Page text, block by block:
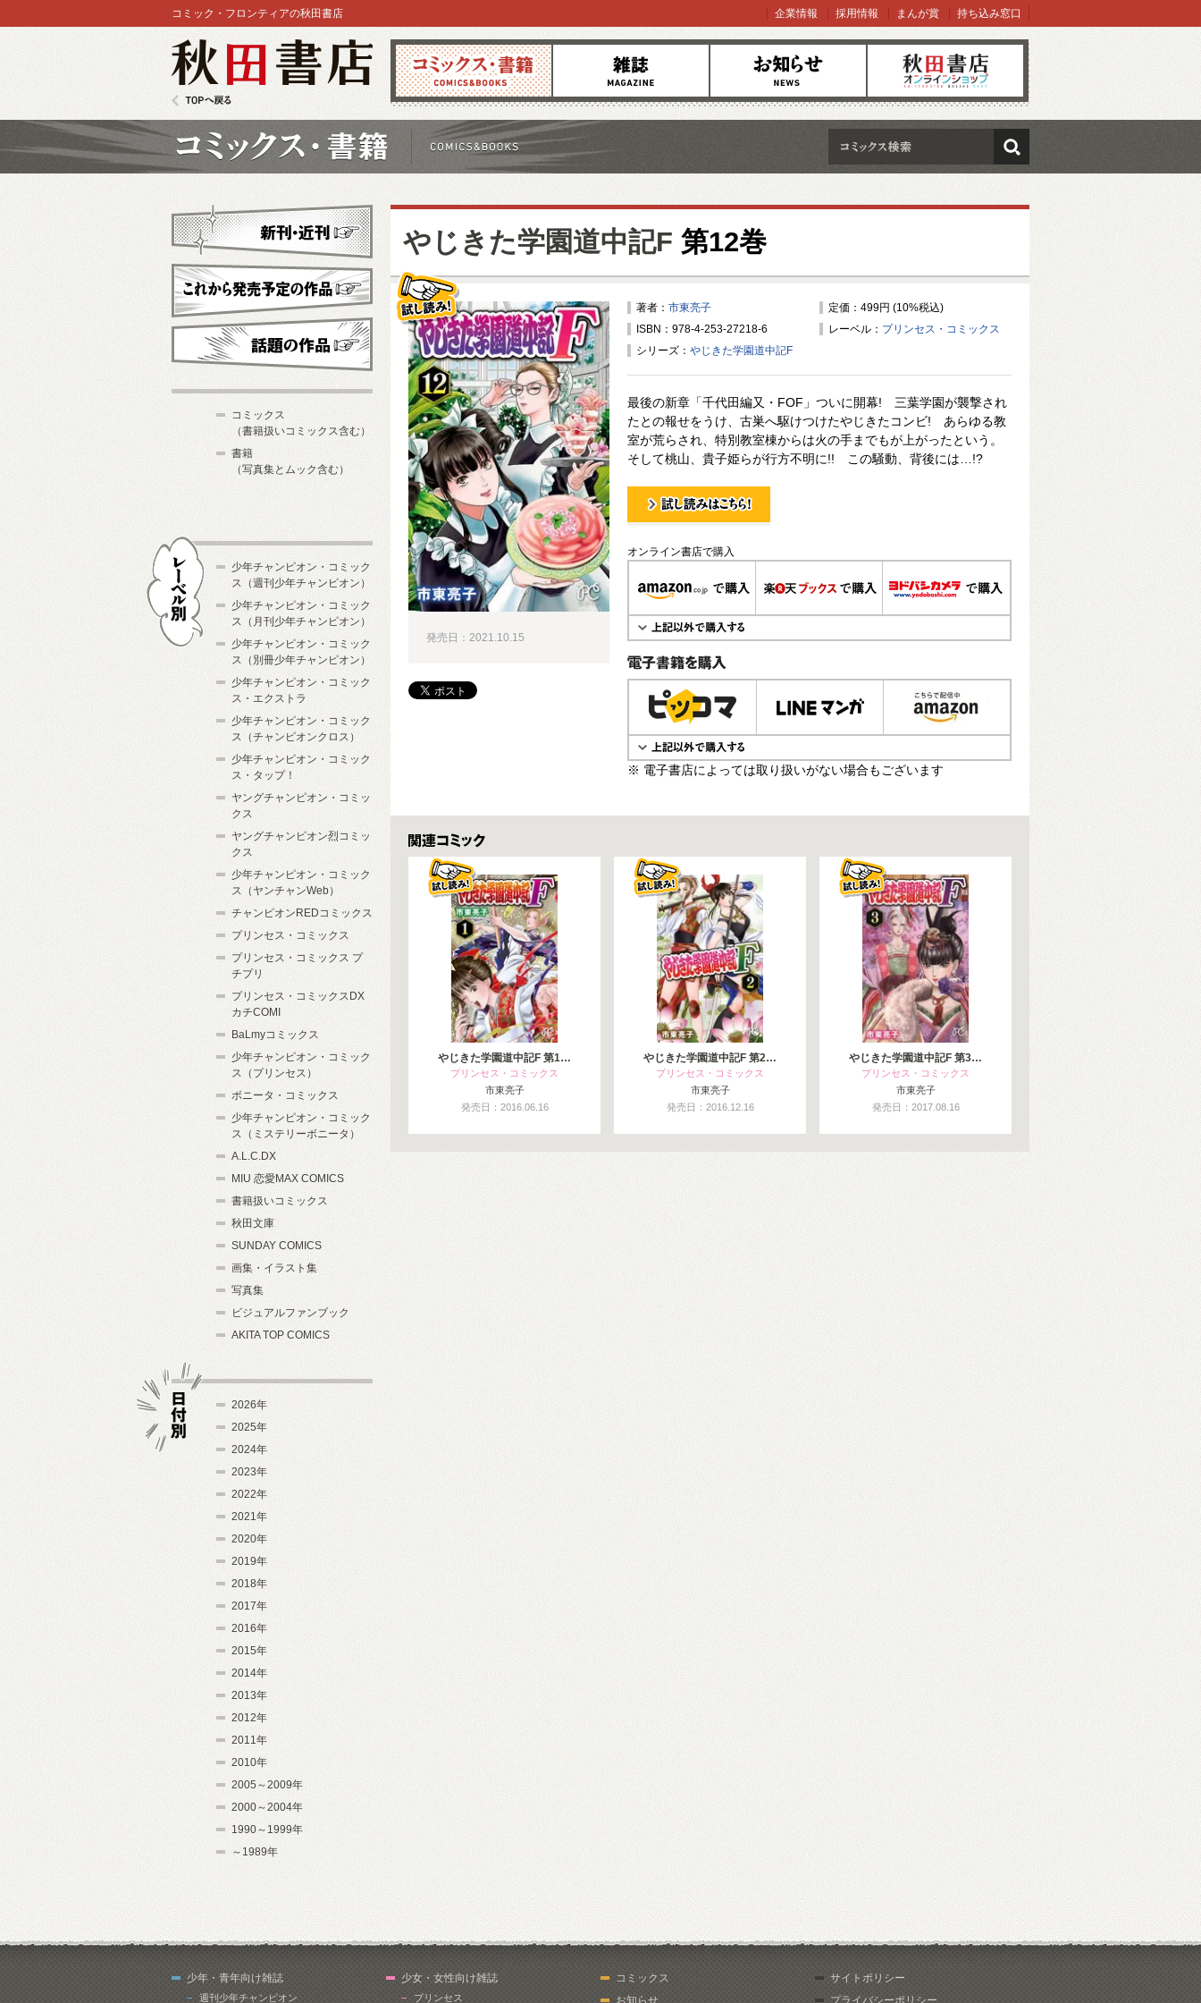
コミックス 雑誌 お知らせ オンラインショップ
コミック・フロンティアの秋田書店 企業情報 採用情報 まんが賞 持ち込み窓口
検索
やじきた学園道中記F 第12巻
著者： 市東亮子
定価：499円 (10%税込)
ISBN：978-4-253-27218-6
レーベル： プリンセス・コミックス
シリーズ： やじきた学園道中記F
最後の新章「千代田編又・FOF」ついに開幕! 三葉学園が襲撃され
たとの報せをうけ、古巣へ駆けつけたやじきたコンビ! あらゆる教
室が荒らされ、特別教室棟からは火の手までもが上がったという。
そして桃山、貴子姫らが行方不明に!! この騒動、背後には…!?
試し読み！
オンライン書店で購入
電子書籍で購入
※ 電子書店によっては取り扱いがない場合もございます
発売日：2021.10.15
関連コミックス
やじきた学園道中記F 第1…
プリンセス・コミックス
市東亮子
発売日：2016.06.16
やじきた学園道中記F 第2…
プリンセス・コミックス
市東亮子
発売日：2016.12.16
やじきた学園道中記F 第3…
プリンセス・コミックス
市東亮子
発売日：2017.08.16
新刊・近刊
これから発売予定
コミックス
（書籍扱いコミックス含む）
書籍
（写真集とムック含む）
少年チャンピオン・コミック
ス（週刊少年チャンピオン）
少年チャンピオン・コミック
ス（月刊少年チャンピオン）
少年チャンピオン・コミック
ス（別冊少年チャンピオン）
少年チャンピオン・コミック
ス・エクストラ
少年チャンピオン・コミック
ス（チャンピオンクロス）
少年チャンピオン・コミック
ス・タップ！
ヤングチャンピオン・コミッ
クス
ヤングチャンピオン烈コミッ
クス
少年チャンピオン・コミック
ス（ヤンチャンWeb）
チャンピオンREDコミックス
プリンセス・コミックス
プリンセス・コミックス プ
チプリ
プリンセス・コミックスDX
カチCOMI
BaLmyコミックス
少年チャンピオン・コミック
ス（プリンセス）
ボニータ・コミックス
少年チャンピオン・コミック
ス（ミステリーボニータ）
A.L.C.DX
MIU 恋愛MAX COMICS
書籍扱いコミックス
秋田文庫
SUNDAY COMICS
画集・イラスト集
写真集
ビジュアルファンブック
AKITA TOP COMICS
2026年
2025年
2024年
2023年
2022年
2021年
2020年
2019年
2018年
2017年
2016年
2015年
2014年
2013年
2012年
2011年
2010年
2005～2009年
2000～2004年
1990～1999年
～1989年
少年・青年向け雑誌
週刊少年チャンピオン
少女・女性向け雑誌
プリンセス
コミックス
お知らせ
サイトポリシー
プライバシーポリシー